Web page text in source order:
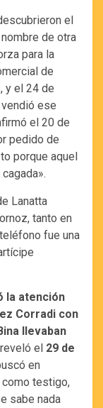
el
de otra
para la
de
y el 24 de
ese
el 20 de
pedido de
porque aquel
Lanatta
tanto en
fue una
la atención
Corradi con
llevaban
el 29 de
en
testigo,
sabe nada